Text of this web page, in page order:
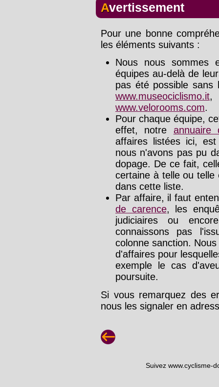
Avertissement
Pour une bonne
les éléments suivants :
Nous nous sommes
équipes au-delà de
pas été possible sans
www.museociclismo.it
www.velorooms.com.
Pour chaque équipe,
effet, notre annuaire
affaires listées ici,
nous n'avons pas pu
dopage. De ce fait,
certaine à telle ou telle
dans cette liste.
Par affaire, il faut
de carence, les
judiciaires ou
connaissons pas
colonne sanction.
d'affaires pour
exemple le cas
poursuite.
Si vous remarquez des
nous les signaler en
Suivez www.cyclisme-